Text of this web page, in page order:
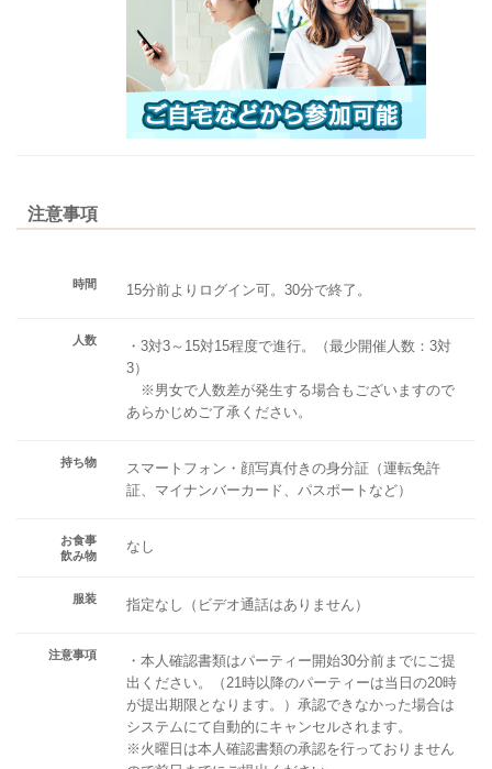
注意事項
時間 15分前よりログイン可。30分で終了。
人数
・3対3～15対15程度で進行。（最少開催人数：3対
3）
※男女で人数差が発生する場合もございますので
あらかじめご了承ください。
持ち物
スマートフォン・顔写真付きの身分証（運転免許
証、マイナンバーカード、パスポートなど）
お食事
飲み物
なし
服装 指定なし（ビデオ通話はありません）
注意事項
・本人確認書類はパーティー開始30分前までにご提
出ください。（21時以降のパーティーは当日の20時
が提出期限となります。）承認できなかった場合は
システムにて自動的にキャンセルされます。
※火曜日は本人確認書類の承認を行っておりません